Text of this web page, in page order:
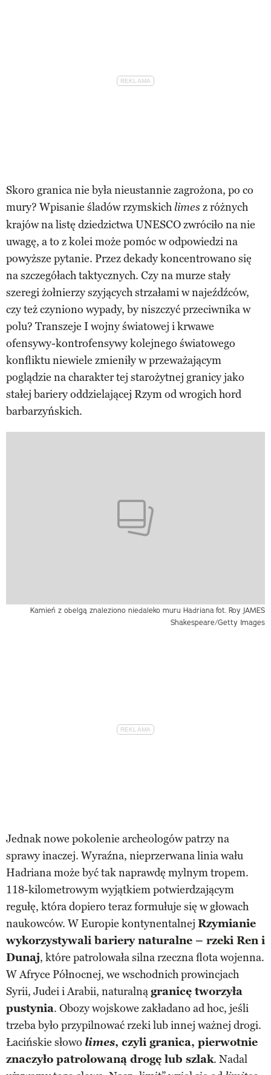
Skoro granica nie była nieustannie zagrożona, po co
mury? Wpisanie śladów rzymskich limesz różnych
krajów na listę dziedzictwa UNESCO zwróciło na nie
uwagę, a to z kolei może pomóc w odpowiedzi na
powyższe pytanie. Przez dekady koncentrowano się
na szczegółach taktycznych. Czy na murze stały
szeregi żołnierzy szyjących strzałami w najeźdźców,
czy też czyniono wypady, by niszczyć przeciwnika w
polu? Transzeje I wojny światowej i krwawe
ofensywy-kontrofensywy kolejnego światowego
konfliktu niewiele zmieniły w przeważającym
poglądzie na charakter tej starożytnej granicy jako
stałej bariery oddzielającej Rzym od wrogich hord
barbarzyńskich.
Kamień z obelgą znaleziono niedaleko muru Hadriana fot. Roy JAMES
Shakespeare/Getty Images
Jednak nowe pokolenie archeologów patrzy na
sprawy inaczej. Wyraźna, nieprzerwana linia wału
Hadriana może być tak naprawdę mylnym tropem.
118-kilometrowym wyjątkiem potwierdzającym
regułę, która dopiero teraz formułuje się w głowach
naukowców. W Europie kontynentalnej Rzymianie
wykorzystywali bariery naturalne – rzeki Ren i
Dunaj, które patrolowała silna rzeczna flota wojenna.
W Afryce Północnej, we wschodnich prowincjach
Syrii, Judei i Arabii, naturalnągranicę tworzyła
pustynia. Obozy wojskowe zakładano ad hoc, jeśli
trzeba było przypilnować rzeki lub innej ważnej drogi.
Łacińskie słowo limes, czyli granica, pierwotnie
znaczyło patrolowaną drogę lub szlak. Nadal